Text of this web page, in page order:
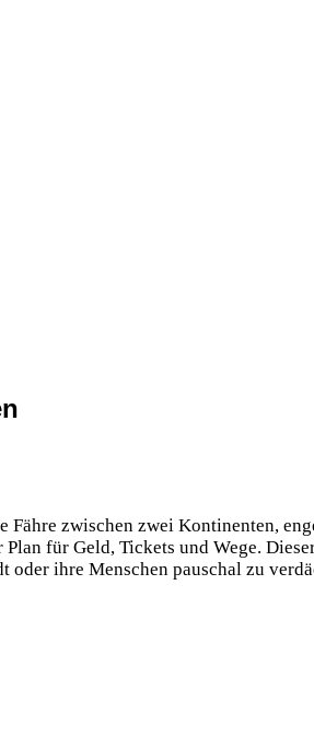
zwischen zwei Kontinenten,
für Geld, Tickets und Wege.
ihre Menschen pauschal zu